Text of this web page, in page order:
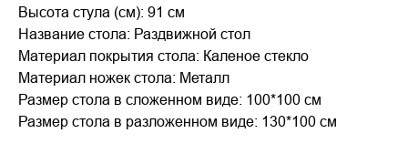
Высота стула (см): 91 см
Название стола: Раздвижной стол
Материал покрытия стола: Каленое стекло
Материал ножек стола: Металл
Размер стола в сложенном виде: 100*100 см
Размер стола в разложенном виде: 130*100 см